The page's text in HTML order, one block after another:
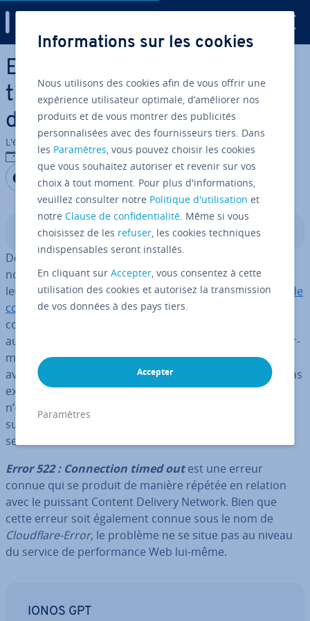
Aller au contenu principal
Error 522 – „Con­nec­tion
timed out“: So beheben Sie
den Fehler
L'équipe édi­to­riale IONOS
28/02/2019
Partager sur Facebook
Partager sur Twitter
Partager sur LinkedIn
Sommaire
Depuis 2010, le service CDNCloud­flare
nombreux sites Web à améliorer leurper­for­mance
leur
sécurité. Con­trai­re­ment auxréseaux de diffusion de
contenu habituels, Cloud­flare agit non seulement
comme un simple cache pour le contenu statique, mais
aussi comme un
qui com­mu­nique en per­
ma­nence avec le serveur Web. Ceci présente un
avantage non né­gli­geable : le contenu du cache n'est pas
ex­pli­ci­te­ment défini par l'opé­ra­teur du site Web, et il
n’est pas né­ces­saire d’ajuster le code source, puisqu'il
suffit de demander aux
service.
Error 522: Con­nec­tion timed outest une erreur
connue qui se produit de manière répétée en relation
avec le puissant Content Delivery Network. Bien que
cette erreur soit également connue sous le nom de
Cloud­flare-Error, le problème ne se situe pas au niveau
du service de per­for­mance Web lui-même.
IONOS GPT
Informations sur les cookies
Nous utilisons des cookies afin de vous offrir une
expérience utilisateur optimale, d’améliorer nos
produits et de vous montrer des publicités
personnalisées avec des fournisseurs tiers. Dans
les Paramètres, vous pouvez choisir les cookies
que vous souhaitez autoriser et revenir sur vos
choix à tout moment. Pour plus d'informations,
veuillez consulter notre Politique d'utilisation et
notreClause de confidentialité. Même si vous
choisissez de les refuser, les cookies techniques
indispensables seront installés.
En cliquant surAccepter, vous consentez à cette
utilisation des cookies et autorisez la transmission
de vos données à des pays tiers.
Accepter
Paramètres